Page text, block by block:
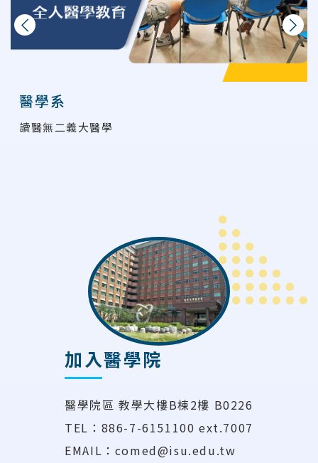
上一則
醫學系
讀醫無二義大醫學
下一則
加入醫學院
醫學院區 教學大樓B棟2樓 B0226
TEL：886-7-6151100 ext.7007
EMAIL：comed@isu.edu.tw